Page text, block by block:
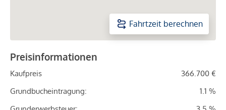
Fahrtzeit berechnen
Preisinformationen
Kaufpreis
366.700 €
Grundbucheintragung:
1.1 %